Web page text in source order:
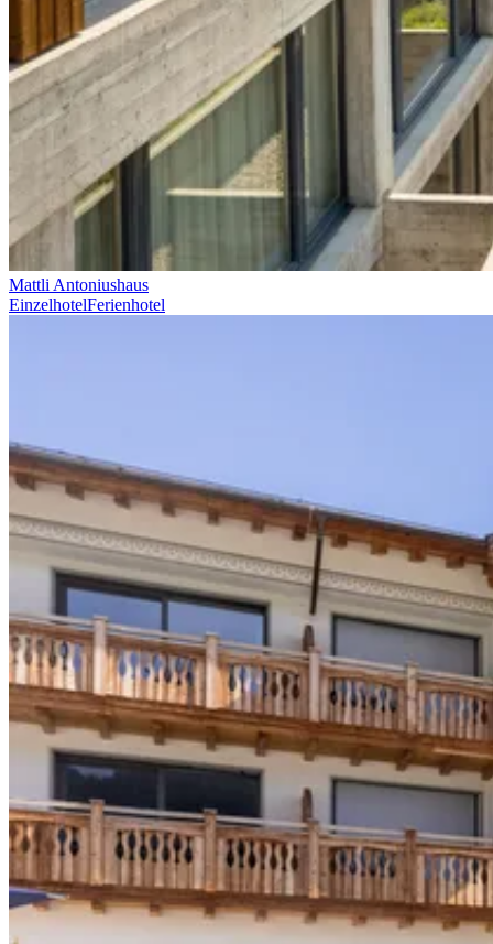
Mattli Antoniushaus
EinzelhotelFerienhotel